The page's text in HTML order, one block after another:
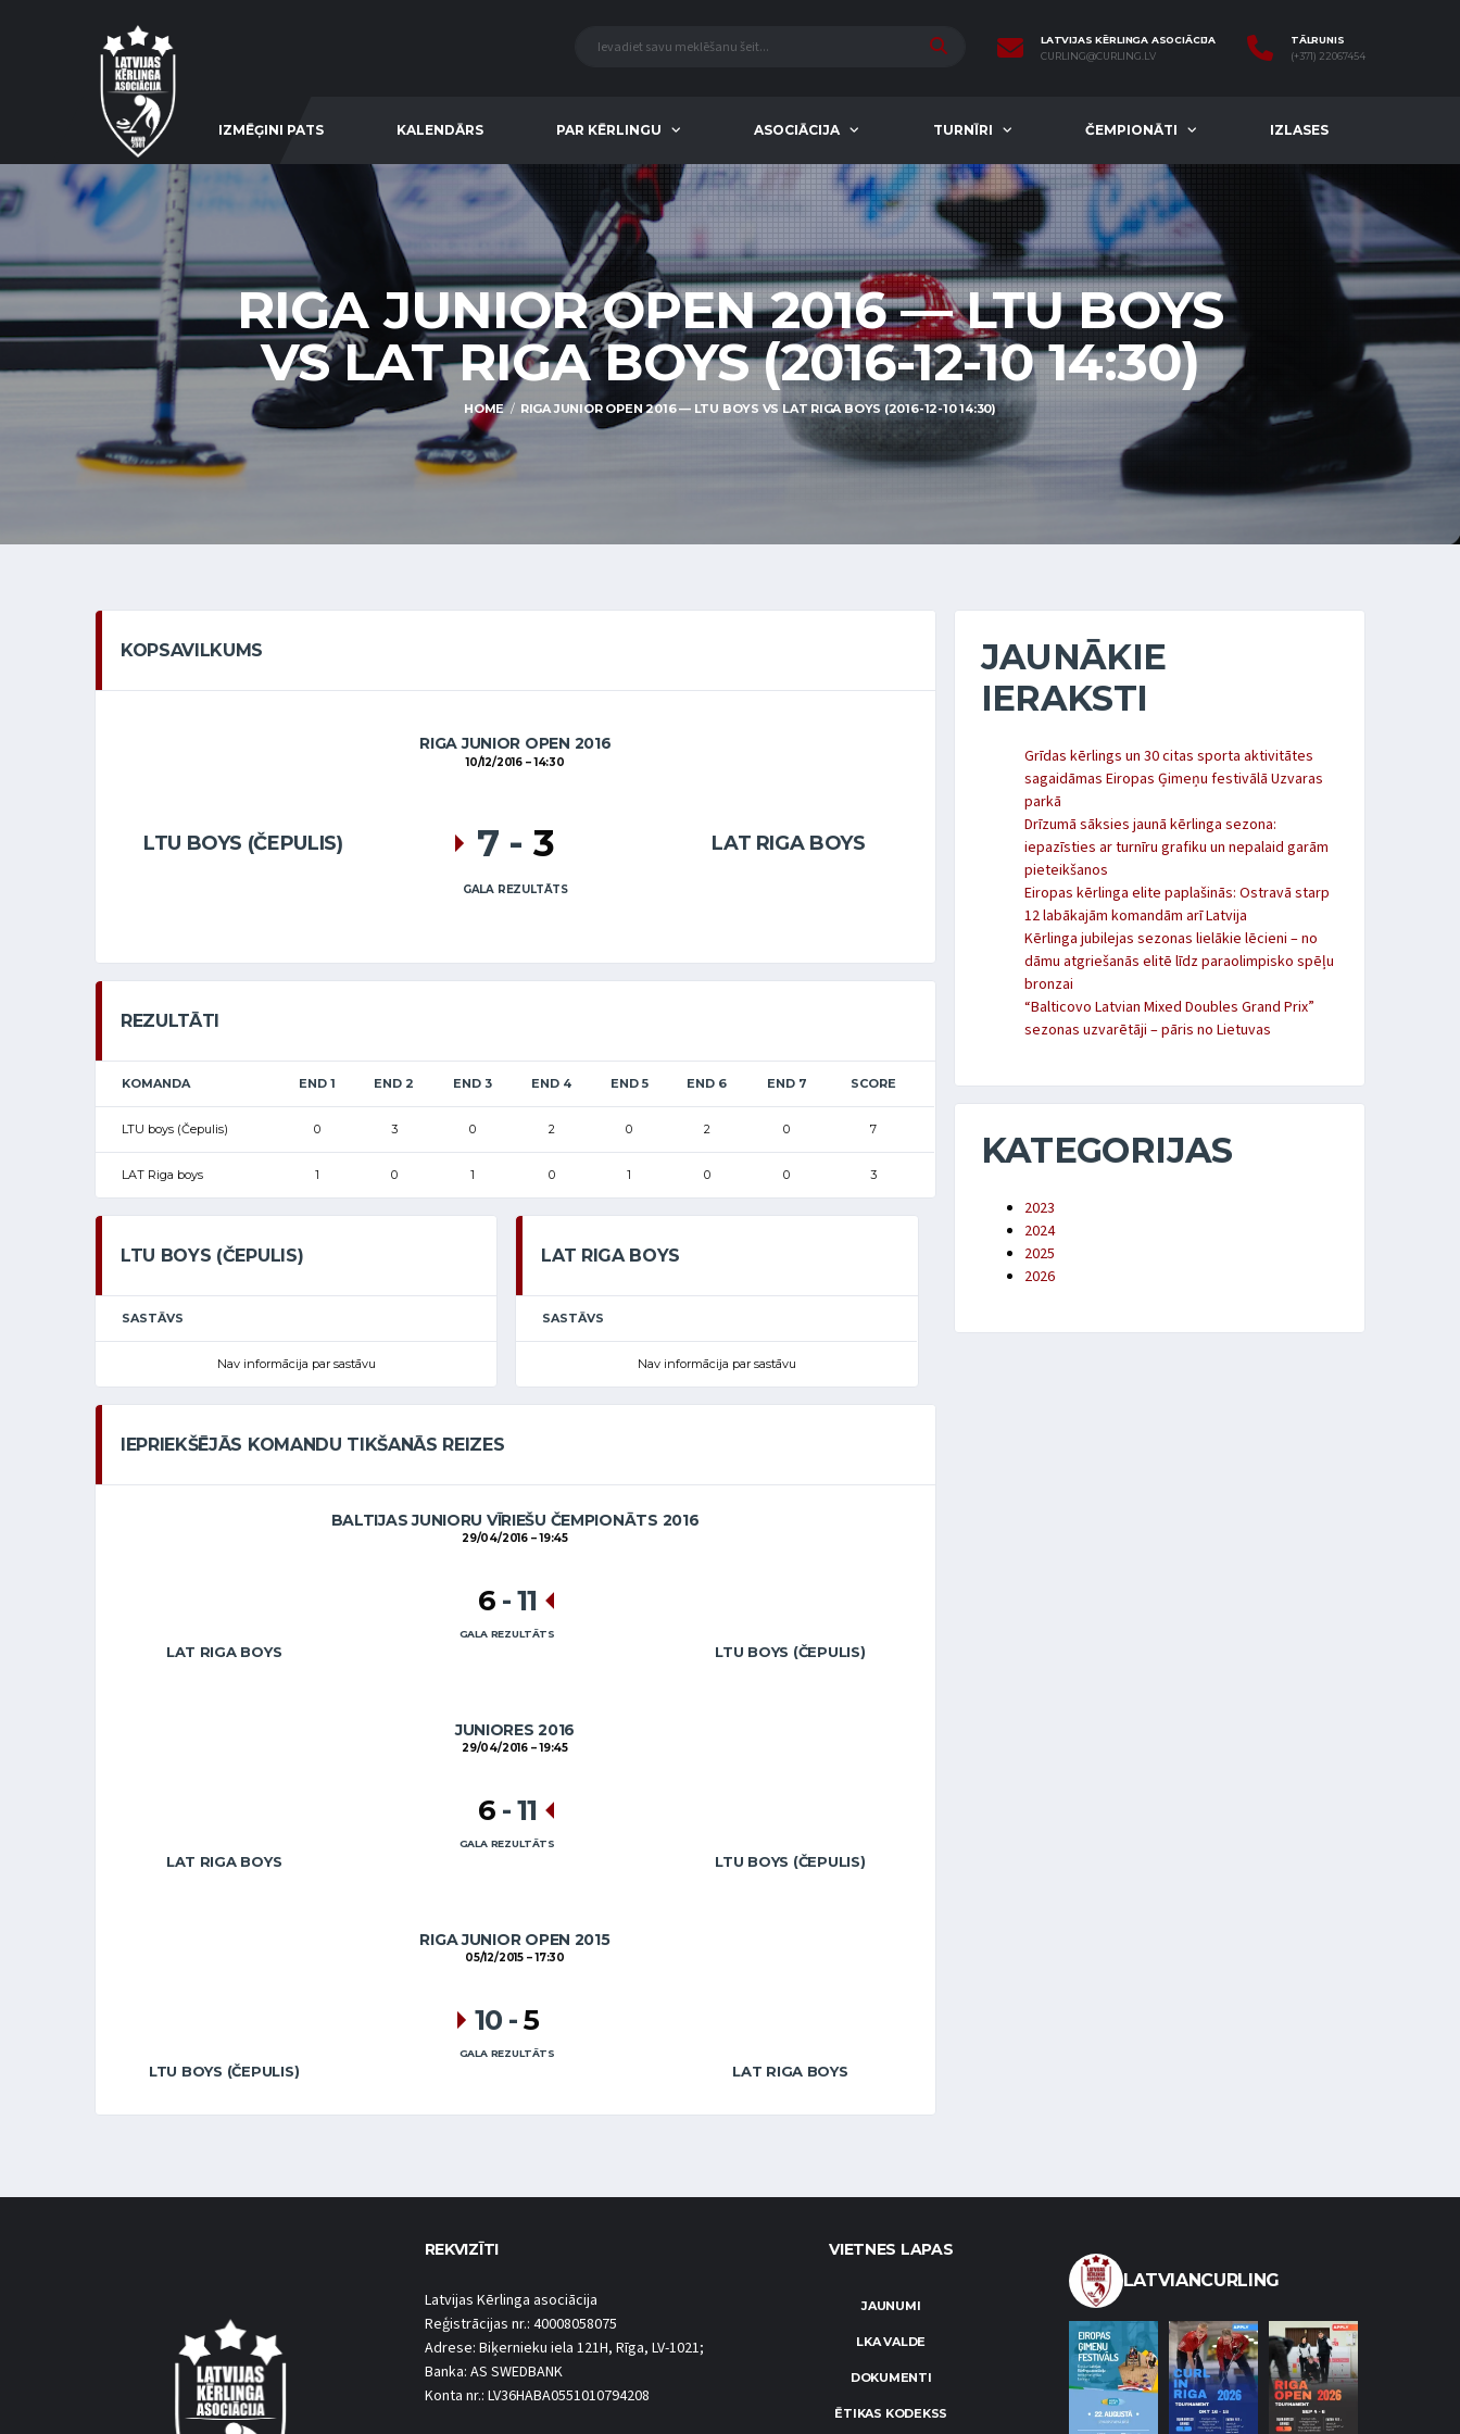
LATVIJAS KĒRLINGA ASOCIĀCIJA
CURLING@CURLING.LV
TĀLRUNIS
(+371) 22067454
IZMĒĢINI PATS KALENDĀRS PAR KĒRLINGU ASOCIĀCIJA TURNĪRI ČEMPIONĀTI IZLASES
RIGA JUNIOR OPEN 2016 — LTU BOYS
VS LAT RIGA BOYS (2016-12-10 14:30)
HOME RIGA JUNIOR OPEN 2016 — LTU BOYS VS LAT RIGA BOYS (2016-12-10 14:30)
KOPSAVILKUMS
RIGA JUNIOR OPEN 2016
10/12/2016 14:30
LTU BOYS (ČEPULIS) LAT RIGA BOYS
7 - 3
GALA REZULTĀTS
REZULTĀTI
KOMANDA END 1 END 2 END 3 END 4 END 5 END 6 END 7 SCORE
LTU boys (Čepulis) 0 3 0 2 0 2 0 7
LAT Riga boys 1 0 1 0 1 0 0 3
LTU BOYS (ČEPULIS)
SASTĀVS
Nav informācija par sastāvu
LAT RIGA BOYS
SASTĀVS
Nav informācija par sastāvu
IEPRIEKŠĒJĀS KOMANDU TIKŠANĀS REIZES
BALTIJAS JUNIORU VĪRIEŠU ČEMPIONĀTS 2016
29/04/2016 19:45
LAT RIGA BOYS LTU BOYS (ČEPULIS)
6 -11
GALA REZULTĀTS
JUNIORES 2016
29/04/2016 19:45
LAT RIGA BOYS LTU BOYS (ČEPULIS)
6 -11
GALA REZULTĀTS
RIGA JUNIOR OPEN 2015
05/12/2015 17:30
LTU BOYS (ČEPULIS) LAT RIGA BOYS
10 -5
GALA REZULTĀTS
JAUNĀKIE
IERAKSTI
Grīdas kērlings un 30 citas sporta aktivitātes
sagaidāmas Eiropas Ģimeņu festivālā Uzvaras
parkā
Drīzumā sāksies jaunā kērlinga sezona:
iepazīsties ar turnīru grafiku un nepalaid garām
pieteikšanos
Eiropas kērlinga elite paplašinās: Ostravā starp
12 labākajām komandām arī Latvija
Kērlinga jubilejas sezonas lielākie lēcieni – no
dāmu atgriešanās elitē līdz paraolimpisko spēļu
bronzai
“Balticovo Latvian Mixed Doubles Grand Prix”
sezonas uzvarētāji – pāris no Lietuvas
KATEGORIJAS
2023
2024
2025
2026
REKVIZĪTI
Latvijas Kērlinga asociācija
Reģistrācijas nr.: 40008058075
Adrese: Biķernieku iela 121H, Rīga, LV-1021;
Banka: AS SWEDBANK
Konta nr.: LV36HABA0551010794208
VIETNES LAPAS
JAUNUMI
LKA VALDE
DOKUMENTI
ĒTIKAS KODEKSS
LATVIANCURLING